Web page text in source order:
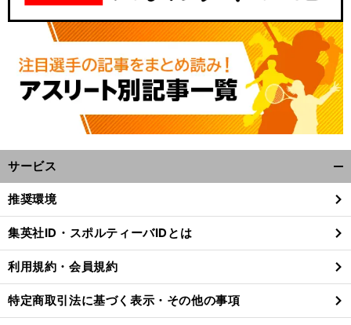
サービス
閉
る
推奨環境
集英社ID・スポルティーバIDとは
利用規約・会員規約
特定商取引法に基づく表示・その他の事項